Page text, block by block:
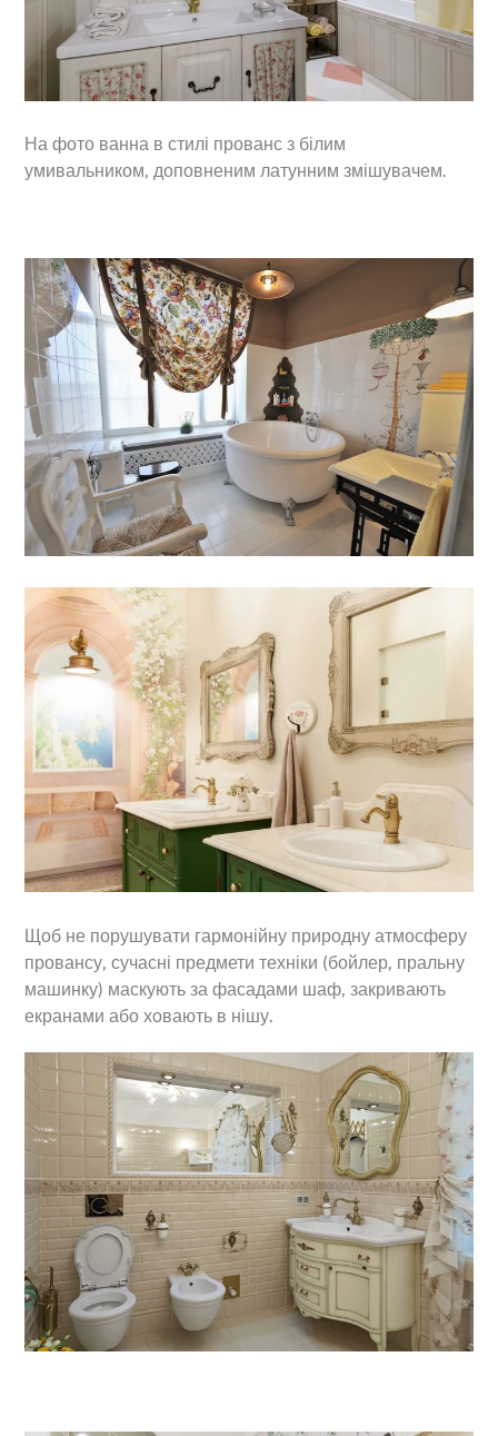
На фото ванна в стилі прованс з білим
умивальником, доповненим латунним змішувачем.
Щоб не порушувати гармонійну природну атмосферу
провансу, сучасні предмети техніки (бойлер, пральну
машинку) маскують за фасадами шаф, закривають
екранами або ховають в нішу.